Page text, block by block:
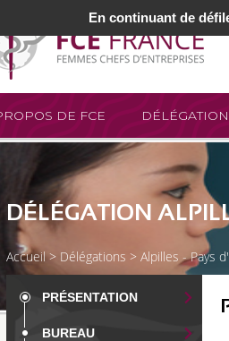
DE FCE
DÉLÉGATION
Accueil> Délégations > Alpilles - Pays
PRÉSENTATION
BUREAU
En continuant de